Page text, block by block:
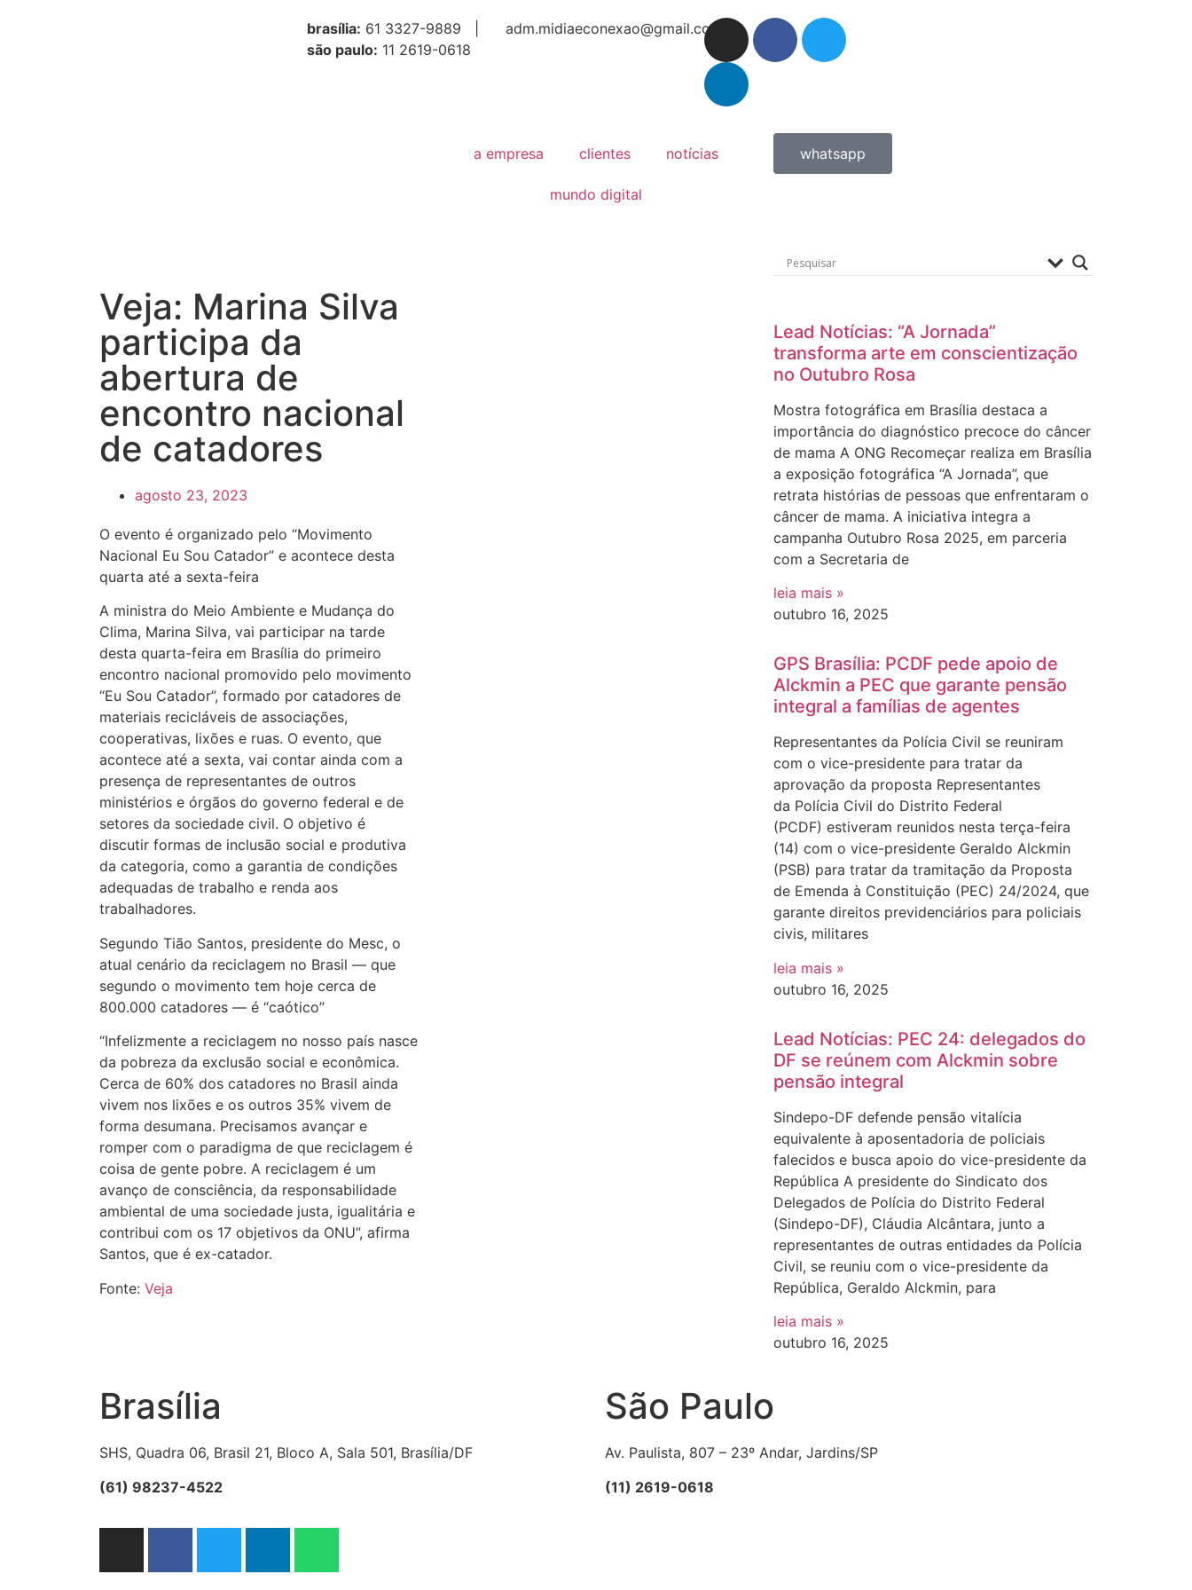
brasília: 61 3327-9889 |
são paulo: 11 2619-0618
adm.midiaeconexao@gmail.com
a empresa clientes notícias
mundo digital
whatsapp
Veja: Marina Silva
participa da
abertura de
encontro nacional
de catadores
agosto 23, 2023
O evento é organizado pelo “Movimento
Nacional Eu Sou Catador” e acontece desta
quarta até a sexta-feira
A ministra do Meio Ambiente e Mudança do
Clima, Marina Silva, vai participar na tarde
desta quarta-feira em Brasília do primeiro
encontro nacional promovido pelo movimento
“Eu Sou Catador”, formado por catadores de
materiais recicláveis de associações,
cooperativas, lixões e ruas. O evento, que
acontece até a sexta, vai contar ainda com a
presença de representantes de outros
ministérios e órgãos do governo federal e de
setores da sociedade civil. O objetivo é
discutir formas de inclusão social e produtiva
da categoria, como a garantia de condições
adequadas de trabalho e renda aos
trabalhadores.
Segundo Tião Santos, presidente do Mesc, o
atual cenário da reciclagem no Brasil — que
segundo o movimento tem hoje cerca de
800.000 catadores — é “caótico”
“Infelizmente a reciclagem no nosso país nasce
da pobreza da exclusão social e econômica.
Cerca de 60% dos catadores no Brasil ainda
vivem nos lixões e os outros 35% vivem de
forma desumana. Precisamos avançar e
romper com o paradigma de que reciclagem é
coisa de gente pobre. A reciclagem é um
avanço de consciência, da responsabilidade
ambiental de uma sociedade justa, igualitária e
contribui com os 17 objetivos da ONU”, afirma
Santos, que é ex-catador.
Fonte: Veja
Lead Notícias: “A Jornada”
transforma arte em conscientização
no Outubro Rosa
Mostra fotográfica em Brasília destaca a
importância do diagnóstico precoce do câncer
de mama A ONG Recomeçar realiza em Brasília
a exposição fotográfica “A Jornada”, que
retrata histórias de pessoas que enfrentaram o
câncer de mama. A iniciativa integra a
campanha Outubro Rosa 2025, em parceria
com a Secretaria de
leia mais »
outubro 16, 2025
GPS Brasília: PCDF pede apoio de
Alckmin a PEC que garante pensão
integral a famílias de agentes
Representantes da Polícia Civil se reuniram
com o vice-presidente para tratar da
aprovação da proposta Representantes
da Polícia Civil do Distrito Federal
(PCDF) estiveram reunidos nesta terça-feira
(14) com o vice-presidente Geraldo Alckmin
(PSB) para tratar da tramitação da Proposta
de Emenda à Constituição (PEC) 24/2024, que
garante direitos previdenciários para policiais
civis, militares
leia mais »
outubro 16, 2025
Lead Notícias: PEC 24: delegados do
DF se reúnem com Alckmin sobre
pensão integral
Sindepo-DF defende pensão vitalícia
equivalente à aposentadoria de policiais
falecidos e busca apoio do vice-presidente da
República A presidente do Sindicato dos
Delegados de Polícia do Distrito Federal
(Sindepo-DF), Cláudia Alcântara, junto a
representantes de outras entidades da Polícia
Civil, se reuniu com o vice-presidente da
República, Geraldo Alckmin, para
leia mais »
outubro 16, 2025
Brasília
SHS, Quadra 06, Brasil 21, Bloco A, Sala 501, Brasília/DF
(61) 98237-4522
São Paulo
Av. Paulista, 807 – 23º Andar, Jardins/SP
(11) 2619-0618